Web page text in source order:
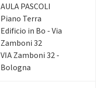
AULA PASCOLI
Piano Terra
Edificio in Bo - Via
Zamboni 32
VIA Zamboni 32 -
Bologna